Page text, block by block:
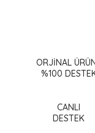
Görüş ve
Ürün
Ürün
ORJİNAL
%100
CANLI
DESTEK